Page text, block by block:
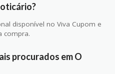
disponível no Viva Cupom e
compra.
procurados em O